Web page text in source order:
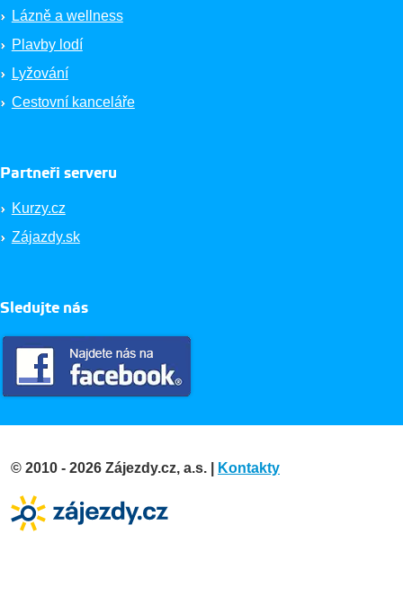
Lázně a wellness
Plavby lodí
Lyžování
Cestovní kanceláře
Partneři serveru
Kurzy.cz
Zájazdy.sk
Sledujte nás
© 2010 - 2026 Zájezdy.cz, a.s. | Kontakty